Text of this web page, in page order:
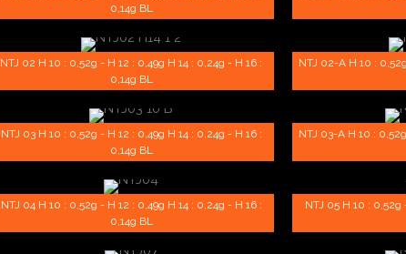
0,14g BL
NTJ 02 H 10 : 0,52g - H 12 : 0,49g H 14 : 0,24g - H 16 :
0,14g BL
NTJ 02-A H 10 :
NTJ 03 H 10 : 0,52g - H 12 : 0,49g H 14 : 0,24g - H 16 :
0,14g BL
NTJ 03-A H 10 :
NTJ 04 H 10 : 0,52g - H 12 : 0,49g H 14 : 0,24g - H 16 :
0,14g BL
NTJ 05 H 10 : 0,52g